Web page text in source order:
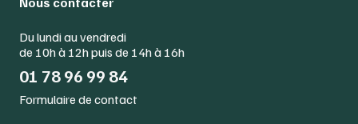
Du lundi au vendredi
de 10h à 12h puis de 14h à 16h
01 78 96 99 84
Formulaire de contact